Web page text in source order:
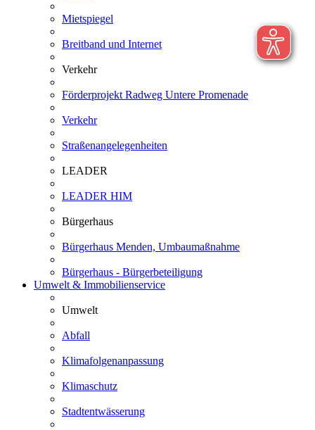
Mietspiegel
Breitband und Internet
Verkehr
Förderprojekt Radweg Untere Promenade
Verkehr
Straßenangelegenheiten
LEADER
LEADER HIM
Bürgerhaus
Bürgerhaus Menden, Umbaumaßnahme
Bürgerhaus - Bürgerbeteiligung
Umwelt & Immobilienservice
Umwelt
Abfall
Klimafolgenanpassung
Klimaschutz
Stadtentwässerung